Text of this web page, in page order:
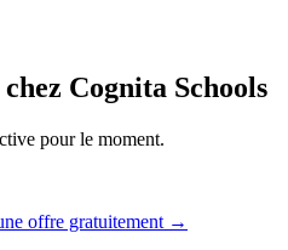
Cognita Schools
pour le moment.
offre gratuitement →